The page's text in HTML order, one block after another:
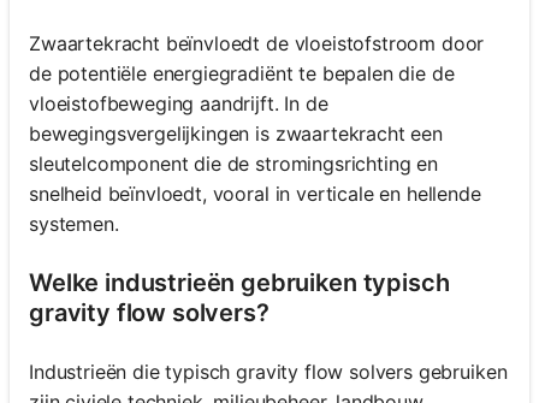
Zwaartekracht beïnvloedt de vloeistofstroom door
de potentiële energiegradiënt te bepalen die de
vloeistofbeweging aandrijft. In de
bewegingsvergelijkingen is zwaartekracht een
sleutelcomponent die de stromingsrichting en
snelheid beïnvloedt, vooral in verticale en hellende
systemen.
Welke industrieën gebruiken typisch
gravity flow solvers?
Industrieën die typisch gravity flow solvers gebruiken